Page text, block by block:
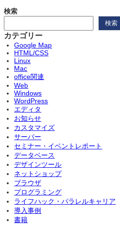
検索
検索
カテゴリー
Google Map
HTML/CSS
Linux
Mac
office関連
Web
Windows
WordPress
エディタ
お知らせ
カスタマイズ
サーバー
セミナー・イベントレポート
データベース
デザインツール
ネットショップ
ブラウザ
プログラミング
ライフハック・パラレルキャリア
導入事例
書籍